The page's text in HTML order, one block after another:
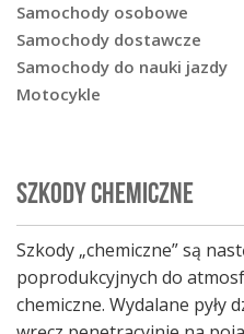
Samochody osobowe
Samochody dostawcze
Samochody do nauki jazdy
Motocykle
SZKODY CHEMICZNE
Szkody „chemiczne” są
poprodukcyjnych do
chemiczne. Wydalane pyły